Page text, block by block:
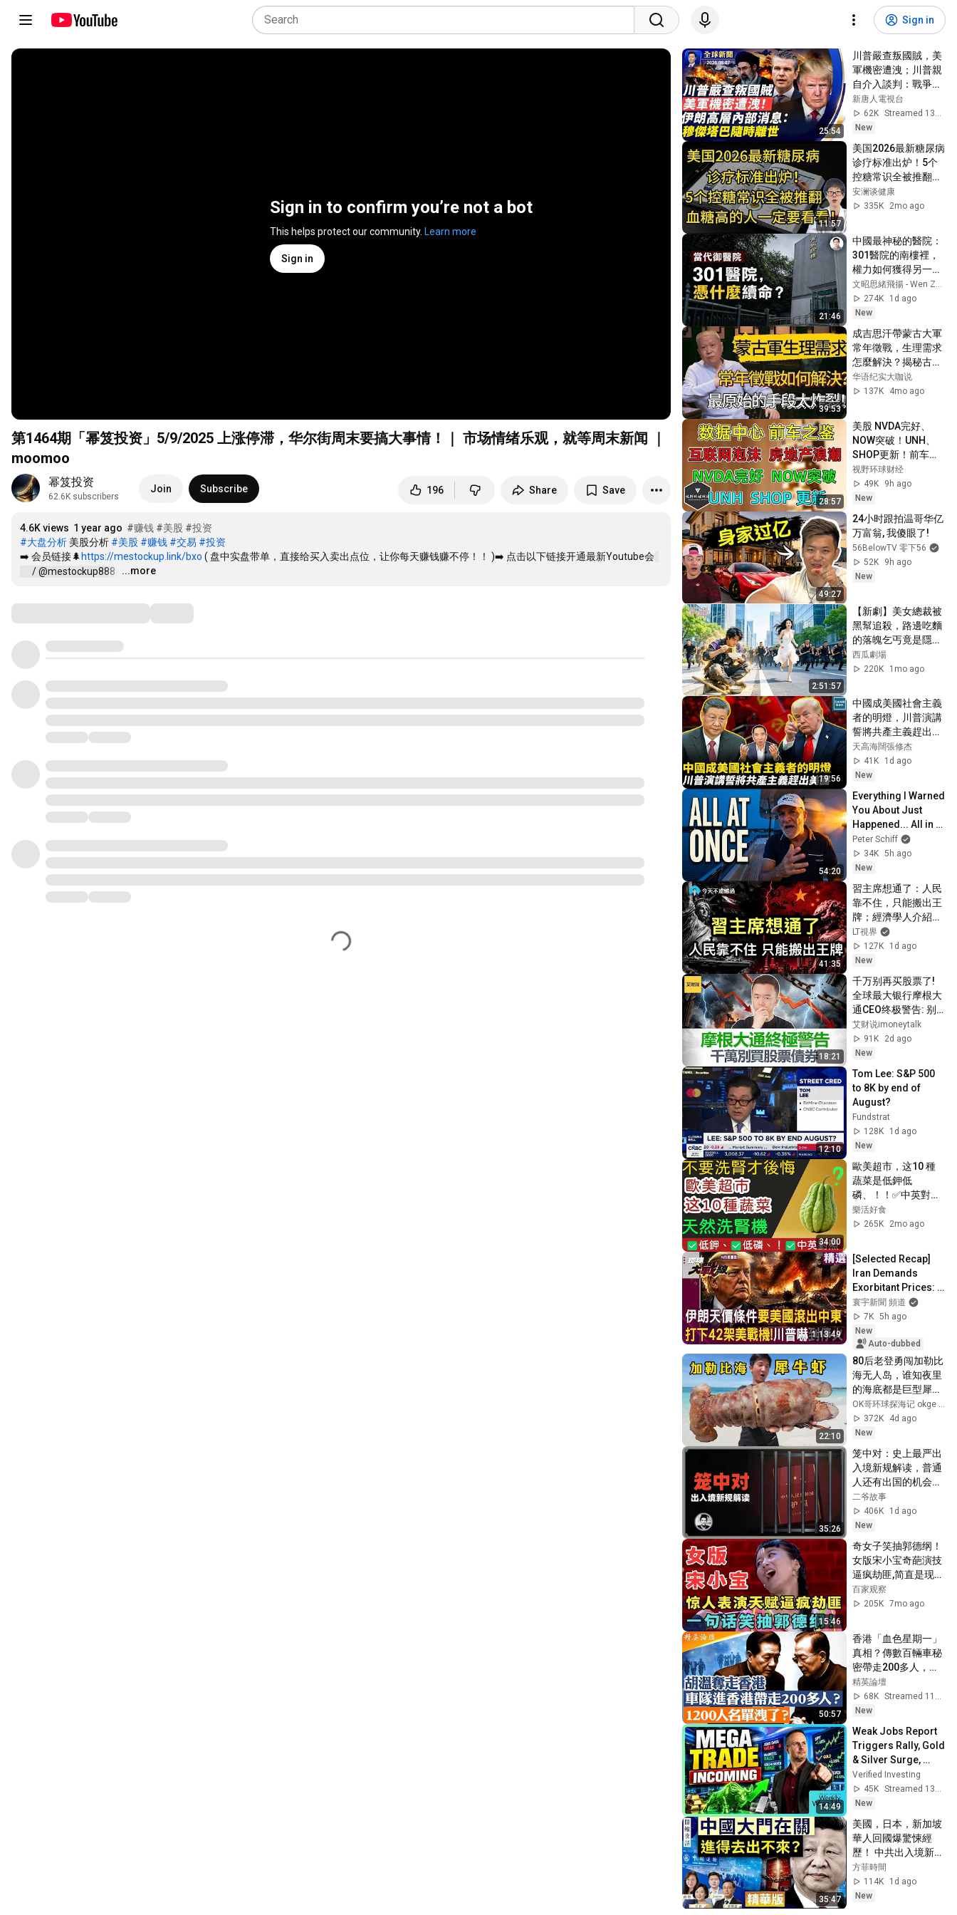
Sign in
Sign in to confirm you’re not a bot
This helps protect our community. Learn more
Sign in
第1464期「幂笈投资」5/9/2025 上涨停滞，华尔街周末要搞大事情！｜ 市场情绪乐观，就等周末新闻 ｜
moomoo
幂笈投资
62.6K subscribers
Join Subscribe 196 Share Save
4.6K views 1 year ago #赚钱 #美股 #投资
#大盘分析 美股分析 #美股 #赚钱 #交易 #投资
➡️ 会员链接🌲 https://mestockup.link/bxo ( 盘中实盘带单，直接给买入卖出点位，让你每天赚钱赚不停！！ )➡️ 点击以下链接开通最新Youtube会
/ @mestockup888
…
...more
25:54
川普嚴查叛國賊，美
軍機密遭洩；川普親
自介入談判：戰爭很
快完結；伊朗高層內
部消息，穆傑塔巴隨
時離世；赴美生子路
斷；中製路由器後
門，每35秒「送中」
一次【全球新聞】
2026-08-07
新唐人電視台
62K
Streamed 13h ago
New
11:57
美国2026最新糖尿病
诊疗标准出炉！5个
控糖常识全被推翻，
血糖高的人一定要看
看！【安澜谈健康】
血糖控制 #ADA指南
#控糖饮食 #糖尿病
逆转 #内脏脂肪 #吃
饭顺序 #全谷物
安澜谈健康
335K
2mo ago
21:46
中國最神秘的醫院：
301醫院的南樓裡，
權力如何獲得另一套
生命規則？【文昭思
緒飛揚563】
文昭思緒飛揚 - Wen Zhao Studio
274K
1d ago
New
39:53
成吉思汗帶蒙古大軍
常年徵戰，生理需求
怎麼解決？揭秘古代
最原始的解決手段，
史書都不敢細寫！#
圆桌派 #观复嘟嘟 #
窦文涛
华语纪实大咖说
137K
4mo ago
28:57
美股 NVDA完好、
NOW突破！UNH、
SHOP更新！前车之
鉴，直到2028，数据
中心绝不能大退潮！
对比互联网泡沫、房
地产浪潮！
视野环球财经
49K
9h ago
New
49:27
24小时跟拍温哥华亿
万富翁, 我傻眼了!
56BelowTV 零下56
52K
9h ago
New
2:51:57
【新劇】美女總裁被
黑幫追殺，路邊吃麵
的落魄乞丐竟是隱世
絕頂高手，一掌橫掃
所有打手震驚所有
破真身，攜百億身家
主動倒追！#drama
#全集 #逆袭
西瓜劇場
220K
1mo ago
19:56
中國成美國社會主義
者的明燈，川普演講
誓將共產主義趕出美
國｜天高海闊張修杰
20260807｜#新聞評
論  #政治
天高海闊張修杰
41K
1d ago
New
54:20
Everything I Warned
You About Just
Happened... All in
One Week
Peter Schiff
34K 5h ago
New
41:35
習主席想通了：人民
靠不住，只能搬出王
牌；經濟學人介紹當
今中共官員迷信成
風，震驚世界；投資
人如何重新面臨資產
配置與稅務的考驗？
LT視界
127K
1d ago
New
18:21
千万别再买股票了!
全球最大银行摩根大
通CEO终极警告: 别
买股票, 债券也不行!
目前市场风险太大
【艾财说219】
艾财说imoneytalk
91K
2d ago
New
12:10
Tom Lee: S&P 500
to 8K by end of
August?
Fundstrat
128K
1d ago
New
34:00
歐美超市，这10 種
蔬菜是低鉀低
磷、！！✅中英對照
採購指南！
樂活好食
265K
2mo ago
1:13:49
[Selected Recap]
Iran Demands
Exorbitant Prices:
"US Influence Out of
the Middle East?"!
42 US Wa...
寰宇新聞 頻道
7K 5h ago
New
Auto-dubbed
22:10
80后老登勇闯加勒比
海无人岛，谁知夜里
的海底都是巨型犀牛
虾！#巴哈马 #荒岛
探索 #鲨鱼 #赶海 #
唐冠螺 #拿骚石斑 #
加勒比海
OK哥环球探海记 okge ocean exploration
372K
4d ago
New
35:26
笼中对：史上最严出
入境新规解读，普通
人还有出国的机会
吗？
二爷故事
406K
1d ago
New
15:46
奇女子笑抽郭德纲！
女版宋小宝奇葩演技
逼疯劫匪,简直是现实
版闪电树懒！#喜剧
江湖
百家观察
205K 7mo ago
50:57
香港「血色星期一」
真相？傳數百輛車秘
密帶走200多人，
1200人名單提前外
洩，大批目標逃離香
港！胡溫勢力正在奪
【#精英論壇】 #深
度解析 #live
精英論壇
68K
New
14:49
Weak Jobs Report
Triggers Rally, Gold
& Silver Surge,
Here Is The Next
Mega Trade!
Verified Investing
45K
New
35:47
美國，日本，新加坡
華人回國爆驚悚經
歷！ 中共出入境新規
已經開始實行？【圍
爐夜話精華版】唐靖
遠 Jason 薇羽 方菲
方菲時間
114K
1d ago
New